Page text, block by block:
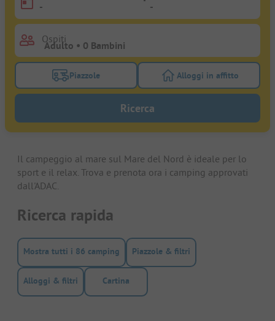
- -
Ospiti
Attivare il filtro piazzole per cercare piazzole
Piazzole Attivare il filtro
Alloggi in affitto
Ricerca
Il campeggio al mare sul Mare del Nord è ideale per lo
sport e il relax. Trova e prenota ora i camping approvati
dall'ADAC.
Ricerca rapida
Mostra tutti i 86 camping Piazzole & filtri
Alloggi & filtri Cartina